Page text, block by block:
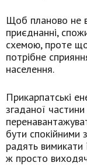
Щоб планово не
приєднанні,
схемою, проте
потрібне
населення.
Прикарпатські
згаданої
бути спокійними
радять вимикати
ж просто